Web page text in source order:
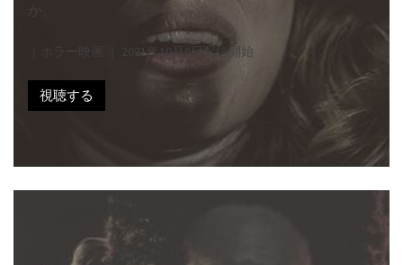
か。
｜ホラー映画 ｜ 2021年10月6日配信開始
視聴する